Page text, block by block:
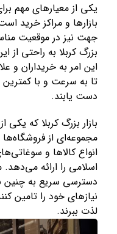
یکی از معیارهای مهم
بازارها و مراکز خرید
جهت نیز در موقعیت
بزرگ کربلا به راحتی
این امر به خریداران و
تا به سرعت و با کمترین
دست یابند.
بازار بزرگ کربلا که
مجموعه‌ای از
انواع کالاها و
اسلامی را ارائه می‌دهد.
دسترسی سریع به چنین
نیازهای خود را تامین
لذت ببرند.